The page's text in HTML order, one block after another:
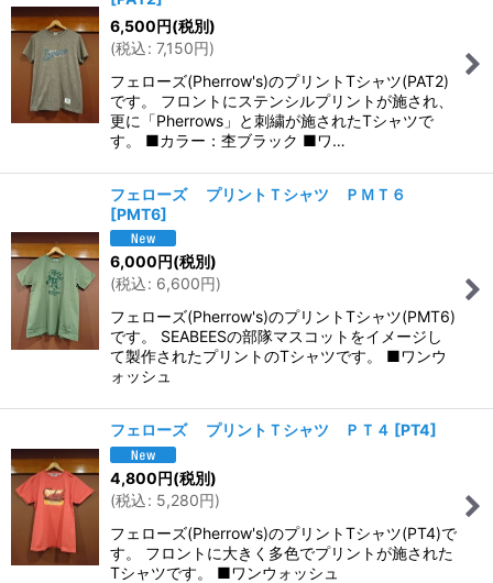
6,500円(税別)
(税込: 7,150円)
フェローズ(Pherrow's)のプリントTシャツ(PAT2)
です。 フロントにステンシルプリントが施され、
更に「Pherrows」と刺繍が施されたTシャツで
す。 ■カラー：杢ブラック ■ワ…
フェローズ プリントＴシャツ ＰＭＴ６
[PMT6]
6,000円(税別)
(税込: 6,600円)
フェローズ(Pherrow's)のプリントTシャツ(PMT6)
です。 SEABEESの部隊マスコットをイメージし
て製作されたプリントのTシャツです。 ■ワンウ
ォッシュ
フェローズ プリントＴシャツ ＰＴ４ [PT4]
4,800円(税別)
(税込: 5,280円)
フェローズ(Pherrow's)のプリントTシャツ(PT4)で
す。 フロントに大きく多色でプリントが施された
Tシャツです。 ■ワンウォッシュ